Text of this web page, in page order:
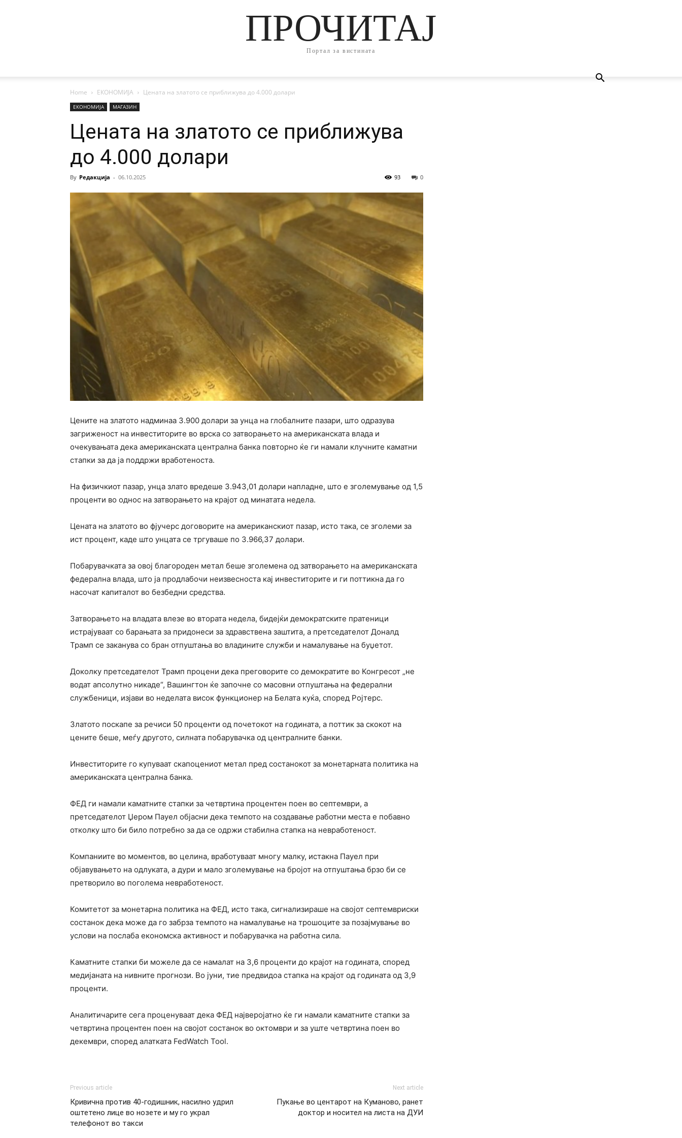
ПРОЧИТАЈ
Портал за вистината
Home ЕКОНОМИЈА Цената на златото се приближува до 4.000 долари
ЕКОНОМИЈА МАГАЗИН
Цената на златото се приближува
до 4.000 долари
By Редакција - 06.10.2025 0
93
Цените на златото надминаа 3.900 долари за унца на глобалните пазари, што одразува
загриженост на инвеститорите во врска со затворањето на американската влада и
очекувањата дека американската централна банка повторно ќе ги намали клучните каматни
стапки за да ја поддржи вработеноста.
На физичкиот пазар, унца злато вредеше 3.943,01 долари напладне, што е зголемување од 1,5
проценти во однос на затворањето на крајот од минатата недела.
Цената на златото во фјучерс договорите на американскиот пазар, исто така, се зголеми за
ист процент, каде што унцата се тргуваше по 3.966,37 долари.
Побарувачката за овој благороден метал беше зголемена од затворањето на американската
федерална влада, што ја продлабочи неизвесноста кај инвеститорите и ги поттикна да го
насочат капиталот во безбедни средства.
Затворањето на владата влезе во втората недела, бидејќи демократските пратеници
истрајуваат со барањата за придонеси за здравствена заштита, а претседателот Доналд
Трамп се заканува со бран отпуштања во владините служби и намалување на буџетот.
Доколку претседателот Трамп процени дека преговорите со демократите во Конгресот „не
водат апсолутно никаде“, Вашингтон ќе започне со масовни отпуштања на федерални
службеници, изјави во неделата висок функционер на Белата куќа, според Ројтерс.
Златото поскапе за речиси 50 проценти од почетокот на годината, а поттик за скокот на
цените беше, меѓу другото, силната побарувачка од централните банки.
Инвеститорите го купуваат скапоцениот метал пред состанокот за монетарната политика на
американската централна банка.
ФЕД ги намали каматните стапки за четвртина процентен поен во септември, а
претседателот Џером Пауел објасни дека темпото на создавање работни места е побавно
отколку што би било потребно за да се одржи стабилна стапка на невработеност.
Компаниите во моментов, во целина, вработуваат многу малку, истакна Пауел при
објавувањето на одлуката, а дури и мало зголемување на бројот на отпуштања брзо би се
претворило во поголема невработеност.
Комитетот за монетарна политика на ФЕД, исто така, сигнализираше на својот септемвриски
состанок дека може да го забрза темпото на намалување на трошоците за позајмување во
услови на послаба економска активност и побарувачка на работна сила.
Каматните стапки би можеле да се намалат на 3,6 проценти до крајот на годината, според
медијаната на нивните прогнози. Во јуни, тие предвидоа стапка на крајот од годината од 3,9
проценти.
Аналитичарите сега проценуваат дека ФЕД најверојатно ќе ги намали каматните стапки за
четвртина процентен поен на својот состанок во октомври и за уште четвртина поен во
декември, според алатката FedWatch Tool.
Previous article
Кривична против 40-годишник, насилно удрил
оштетено лице во нозете и му го украл
телефонот во такси
Next article
Пукање во центарот на Куманово, ранет
доктор и носител на листа на ДУИ